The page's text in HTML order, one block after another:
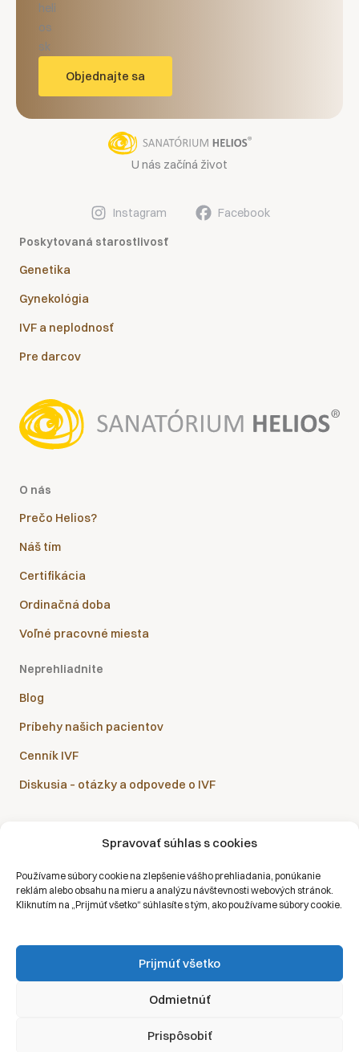
Spravovať súhlas s cookies
Používame súbory cookie na zlepšenie vášho prehliadania, ponúkanie
reklám alebo obsahu na mieru a analýzu návštevnosti webových stránok.
Kliknutím na „Prijmúť všetko“ súhlasíte s tým, ako používame súbory cookie.
Prijmúť všetko
Odmietnúť
Prispôsobiť
Objednajte sa
U nás začíná život
Instagram Facebook
Poskytovaná starostlivosť
Genetika
Gynekológia
IVF a neplodnosť
Pre darcov
O nás
Prečo Helios?
Náš tím
Certifikácia
Ordinačná doba
Voľné pracovné miesta
Neprehliadnite
Blog
Príbehy našich pacientov
Cenník IVF
Diskusia – otázky a odpovede o IVF
Sanatórium Helios je partnerom všetkých zdravotných
poisťovní:
Copyright © 2026 | Všetky práva vyhradené | Sanatórium Helios SK